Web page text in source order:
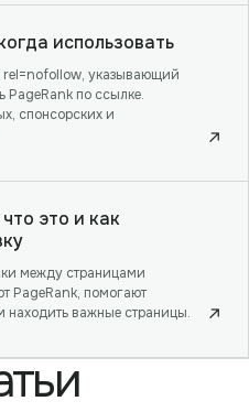
использовать
rel=nofollow, указывающий
PageRank по ссылке.
спонсорских и
↗
это и как
между страницами
PageRank, помогают
находить важные страницы.
↗